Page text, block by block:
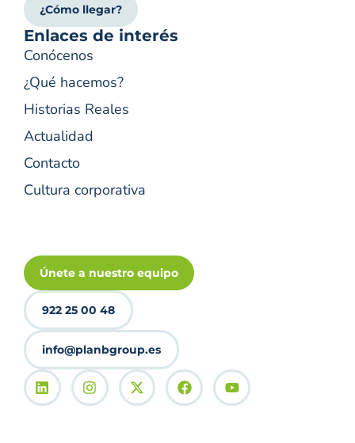
¿Cómo llegar?
Enlaces de interés
Conócenos
¿Qué hacemos?
Historias Reales
Actualidad
Contacto
Cultura corporativa
Únete a nuestro equipo
922 25 00 48
info@planbgroup.es